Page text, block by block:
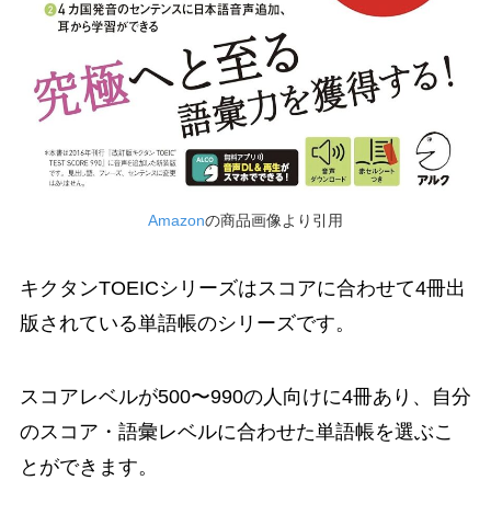
Amazonの商品画像より引用
キクタンTOEICシリーズはスコアに合わせて4冊出
版されている単語帳のシリーズです。
スコアレベルが500〜990の人向けに4冊あり、自分
のスコア・語彙レベルに合わせた単語帳を選ぶこ
とができます。